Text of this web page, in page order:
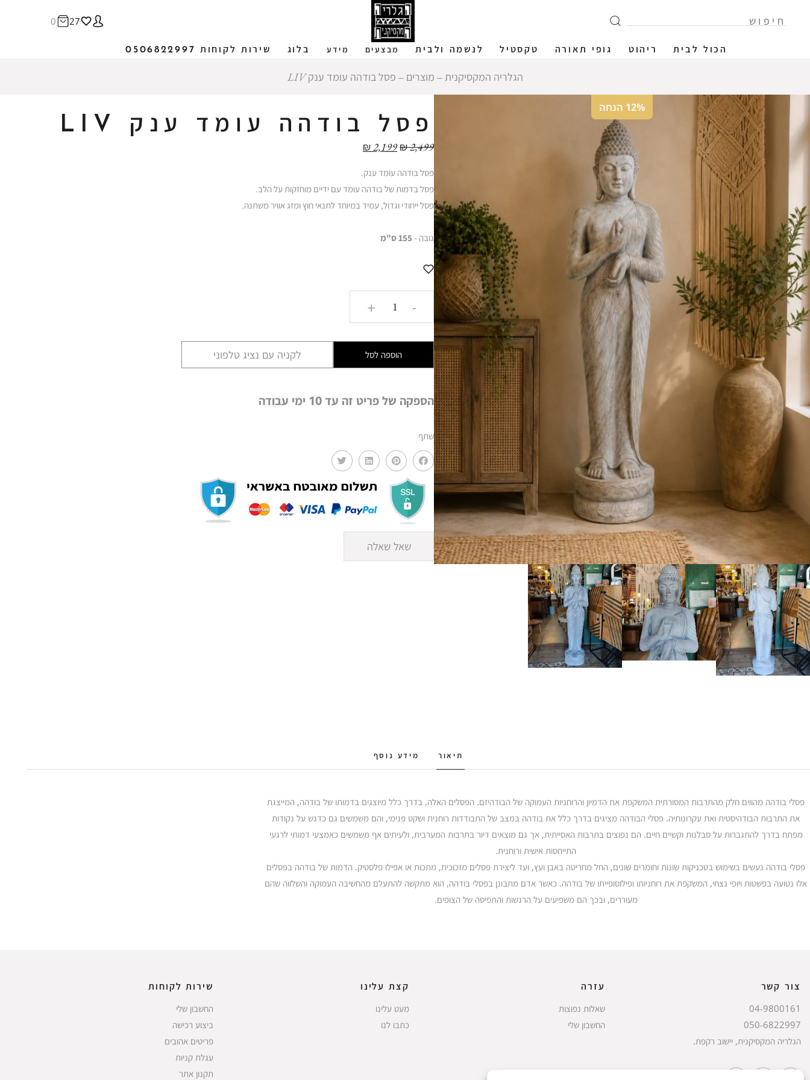
הכול לבית ריהוט גופי תאורה טקסטיל לנשמה ולבית מבצעים מידע בלוג שירות לקוחות 0506822997
27
0
הגלריה המקסיקנית ‒ מוצרים ‒ פסל בודהה עומד ענק LIV
12% הנחה
פסל בודהה עומד ענק LIV
₪2,499
₪2,199
פסל בודהה עומד ענק.
פסל בדמות של בודהה עומד עם ידיים מוחזקות על הלב.
פסל ייחודי וגדול, עמיד במיוחד לתנאי חוץ ומזג אוויר משתנה.
גובה - 155 ס"מ
-
LIV
+
הוספה לסל לקניה עם נציג טלפוני
הספקה של פריט זה עד 10 ימי עבודה
שתף
שאל שאלה
תיאור מידע נוסף
פסלי בודהה מהווים חלק מהתרבות המסורתית המשקפת את הדמיון והרוחניות העמוקה של הבודהיזם. הפסלים האלה, בדרך כלל מיוצגים בדמותו של בודהה, המייצגת
את התרבות הבודהיסטית ואת עקרונותיה. פסלי הבודהה מציגים בדרך כלל את בודהה במצב של התבודדות רוחנית ושקט פנימי, והם משמשים גם כדגש על נקודות
מפתח בדרך להתגברות על סבלנות וקשיים חיים. הם נפוצים בתרבות האסייתית, אך גם מוצאים דיור בתרבות המערבית, ולעיתים אף משמשים כאמצעי דמותי לרגעי
התייחסות אישית ורוחנית.
פסלי בודהה נעשים בשימוש בטכניקות שונות וחומרים שונים, החל מחריטה באבן ועץ, ועד ליצירת פסלים מזכוכית, מתכות או אפילו פלסטיק. הדמות של בודהה בפסלים
אלו נטועה בפשטות ויופי נצחי, המשקפת את רוחניותו ופילוסופייתו של בודהה. כאשר אדם מתבונן בפסלי בודהה, הוא מתקשה להתעלם מהחשיבה העמוקה והשלווה שהם
מעוררים, ובכך הם משפיעים על הרגשות והתפיסה של הצופים.
צור קשר
04-9800161
050-6822997
הגלריה המקסיקנית, יישוב רקפת.
עזרה
שאלות נפוצות
החשבון שלי
קצת עלינו
מעט עלינו
כתבו לנו
שירות לקוחות
החשבון שלי
ביצוע רכישה
פריטים אהובים
עגלת קניות
תקנון אתר